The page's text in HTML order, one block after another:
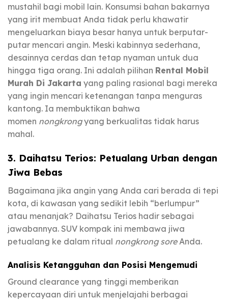
mustahil bagi mobil lain. Konsumsi bahan bakarnya
yang irit membuat Anda tidak perlu khawatir
mengeluarkan biaya besar hanya untuk berputar-
putar mencari angin. Meski kabinnya sederhana,
desainnya cerdas dan tetap nyaman untuk dua
hingga tiga orang. Ini adalah pilihan Rental Mobil
Murah Di Jakarta yang paling rasional bagi mereka
yang ingin mencari ketenangan tanpa menguras
kantong. Ia membuktikan bahwa
momen nongkrongyang berkualitas tidak harus
mahal.
3. Daihatsu Terios: Petualang Urban dengan
Jiwa Bebas
Bagaimana jika angin yang Anda cari berada di tepi
kota, di kawasan yang sedikit lebih “berlumpur”
atau menanjak? Daihatsu Terios hadir sebagai
jawabannya. SUV kompak ini membawa jiwa
petualang ke dalam ritual nongkrong soreAnda.
Analisis Ketangguhan dan Posisi Mengemudi
Ground clearance yang tinggi memberikan
kepercayaan diri untuk menjelajahi berbagai